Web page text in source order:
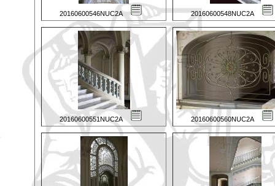
20160600546NUC2A 20160600548NUC2A
20160600551NUC2A 20160600560NUC2A